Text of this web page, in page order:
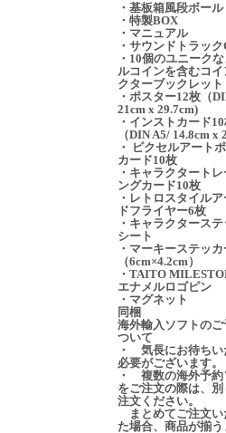
・基板箱風段ボール
・特製BOX
・マニュアル
・サウンドトラック
・10個のユニーク
ルコインを含むコイ
クターブックレット
・ポスター12枚（
21cm x 29.7cm)
・インストカード
（DIN A5/ 14.8cm x
・ ピクセルアート
カード10枚
・キャラクタート
ングカード10枚
・レトロスタイル
ドフライヤー6枚
・キャラクタース
シート
・マーキーステッ
（6cm×4.2cm）
・TAITO
エナメルロゴピン
・マグネット
同梱
海外輸入ソフトのご
ついて
・ 気長にお待ちい
必要がございます。
・ 複数の海外予約
をご注文の際は、
注文ください。
まとめてご注文い
た場合、商品が揃う